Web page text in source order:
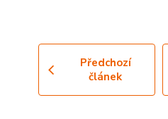
Předchozí
článek